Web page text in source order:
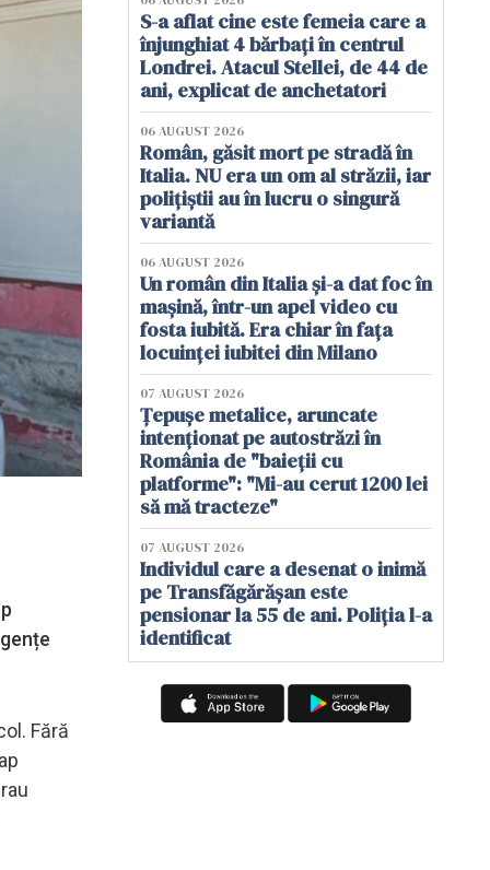
Fără
S-a aflat cine este femeia care a
înjunghiat 4 bărbați în centrul
Londrei. Atacul Stellei, de 44 de
ani, explicat de anchetatori
06 AUGUST 2026
Român, găsit mort pe stradă în
Italia. NU era un om al străzii, iar
polițiștii au în lucru o singură
variantă
06 AUGUST 2026
Un român din Italia și-a dat foc în
mașină, într-un apel video cu
fosta iubită. Era chiar în fața
locuinței iubitei din Milano
07 AUGUST 2026
Țepușe metalice, aruncate
intenționat pe autostrăzi în
România de "baieții cu
platforme": "Mi-au cerut 1200 lei
să mă tracteze"
07 AUGUST 2026
Individul care a desenat o inimă
pe Transfăgărășan este
pensionar la 55 de ani. Poliția l-a
identificat